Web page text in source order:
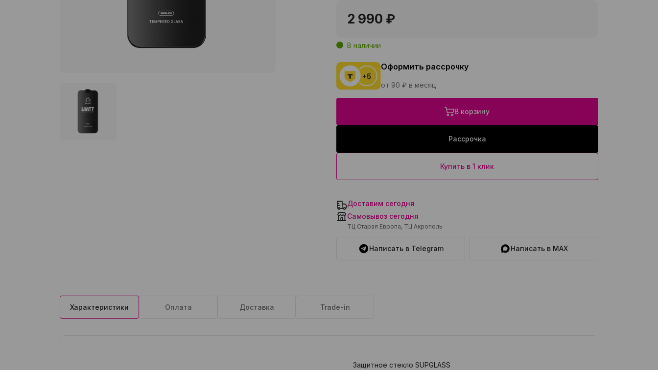
2 990 ₽
В наличии
Оформить рассрочку
от 90 ₽ в месяц
В корзину
Рассрочка
Купить в 1 клик
Доставим сегодня
Самовывоз сегодня
ТЦ Старая Европа, ТЦ Акрополь
Написать в Telegram Написать в MAX
Характеристики Оплата Доставка Trade-in
Защитное стекло SUPGLASS